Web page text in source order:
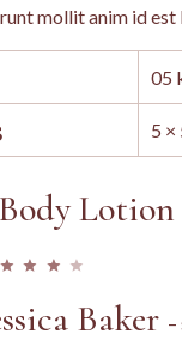
mollit anim id est
05
5 ×
Body Lotion
Baker –